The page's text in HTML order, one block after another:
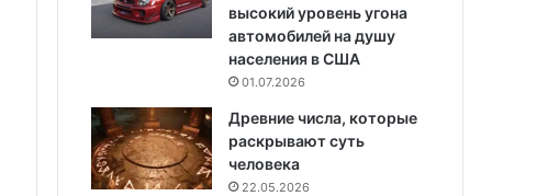
высокий уровень угона
автомобилей на душу
населения в США
01.07.2026
Древние числа, которые
раскрывают суть
человека
22.05.2026